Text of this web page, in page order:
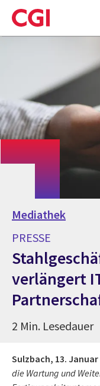
Skip
to
main
Mediathek
PRESSE
verlängert
2 Min. Lesedauer
Sulzbach, 13. Januar
die Wartung und